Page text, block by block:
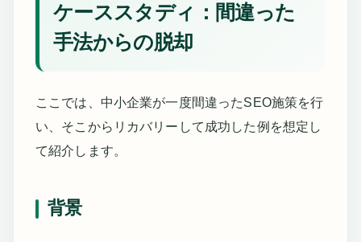
ケーススタディ：間違った
手法からの脱却
ここでは、中小企業が一度間違ったSEO施策を行
い、そこからリカバリーして成功した例を想定し
て紹介します。
背景